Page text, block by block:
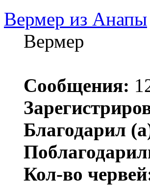
Вермер из Анапы
Вермер
Сообщения:
Благодарил
Кол-во